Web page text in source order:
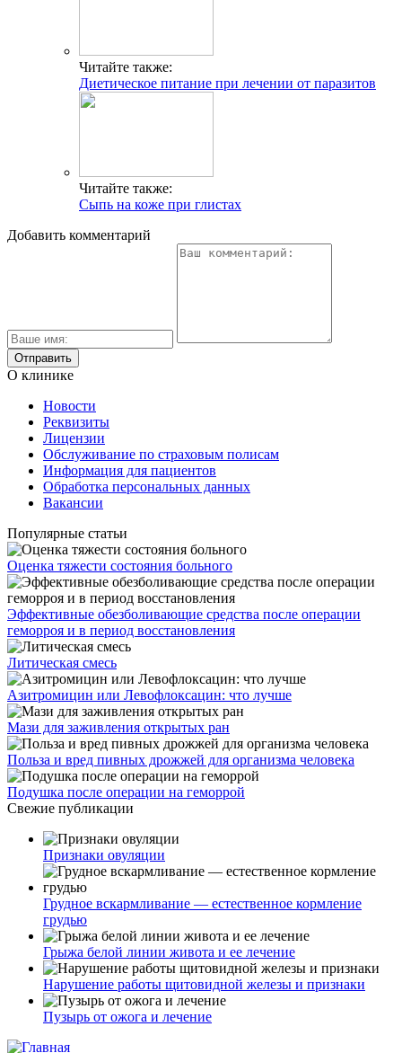
Читайте также:
Диетическое питание при лечении от паразитов
Читайте также:
Сыпь на коже при глистах
Добавить комментарий
О клинике
Новости
Реквизиты
Лицензии
Обслуживание по страховым полисам
Информация для пациентов
Обработка персональных данных
Вакансии
Популярные статьи
Оценка тяжести состояния больного
Эффективные обезболивающие средства после операции
геморроя и в период восстановления
Литическая смесь
Азитромицин или Левофлоксацин: что лучше
Мази для заживления открытых ран
Польза и вред пивных дрожжей для организма человека
Подушка после операции на геморрой
Свежие публикации
Признаки овуляции
Грудное вскармливание — естественное кормление
грудью
Грыжа белой линии живота и ее лечение
Нарушение работы щитовидной железы и признаки
Пузырь от ожога и лечение